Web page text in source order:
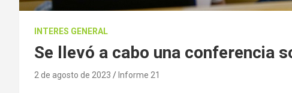
INTERES GENERAL
Se llevó a cabo una conferencia
2 de agosto de 2023 Informe 21